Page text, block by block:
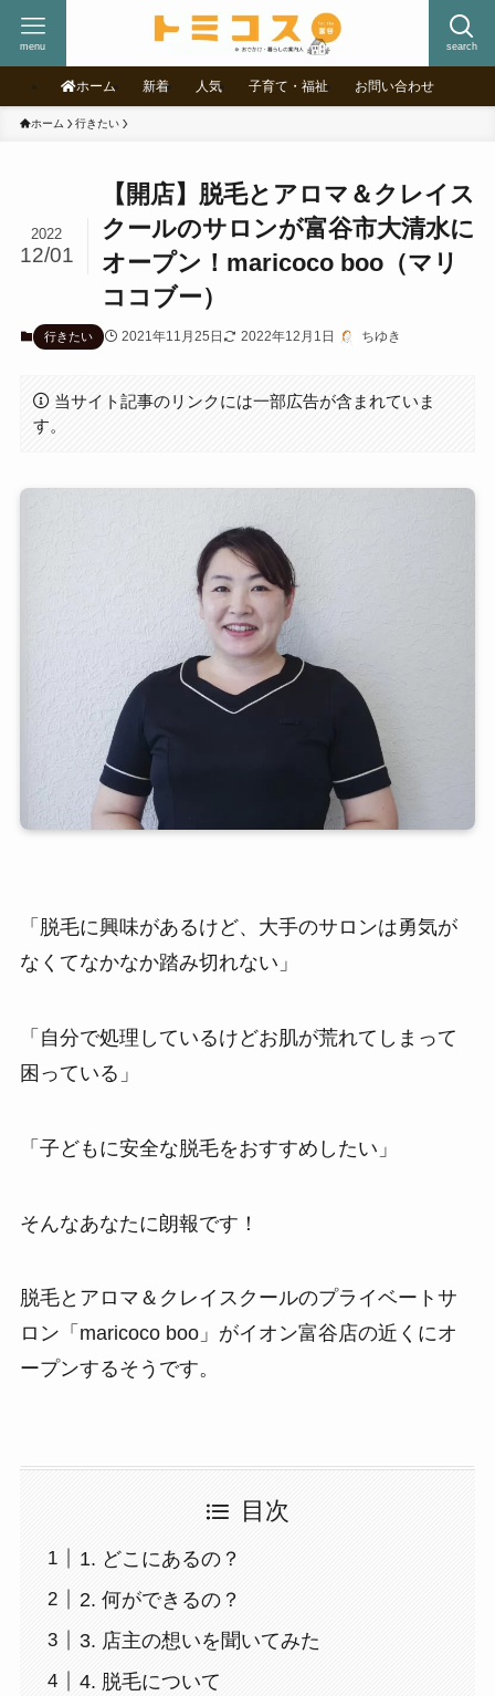
search
menu
ホーム 新着 人気 子育て・福祉 お問い合わせ
ホーム 行きたい
【開店】脱毛とアロマ＆クレイス
クールのサロンが富谷市大清水に
オープン！maricoco boo（マリ
ココブー）
2022
12/01
行きたい 2021年11月25日 2022年12月1日 ちゆき
当サイト記事のリンクには一部広告が含まれていま
す。
「脱毛に興味があるけど、大手のサロンは勇気が
なくてなかなか踏み切れない」
「自分で処理しているけどお肌が荒れてしまって
困っている」
「子どもに安全な脱毛をおすすめしたい」
そんなあなたに朗報です！
脱毛とアロマ＆クレイスクールのプライベートサ
ロン「maricoco boo」がイオン富谷店の近くにオ
ープンするそうです。
目次
1. どこにあるの？
2. 何ができるの？
3. 店主の想いを聞いてみた
4. 脱毛について